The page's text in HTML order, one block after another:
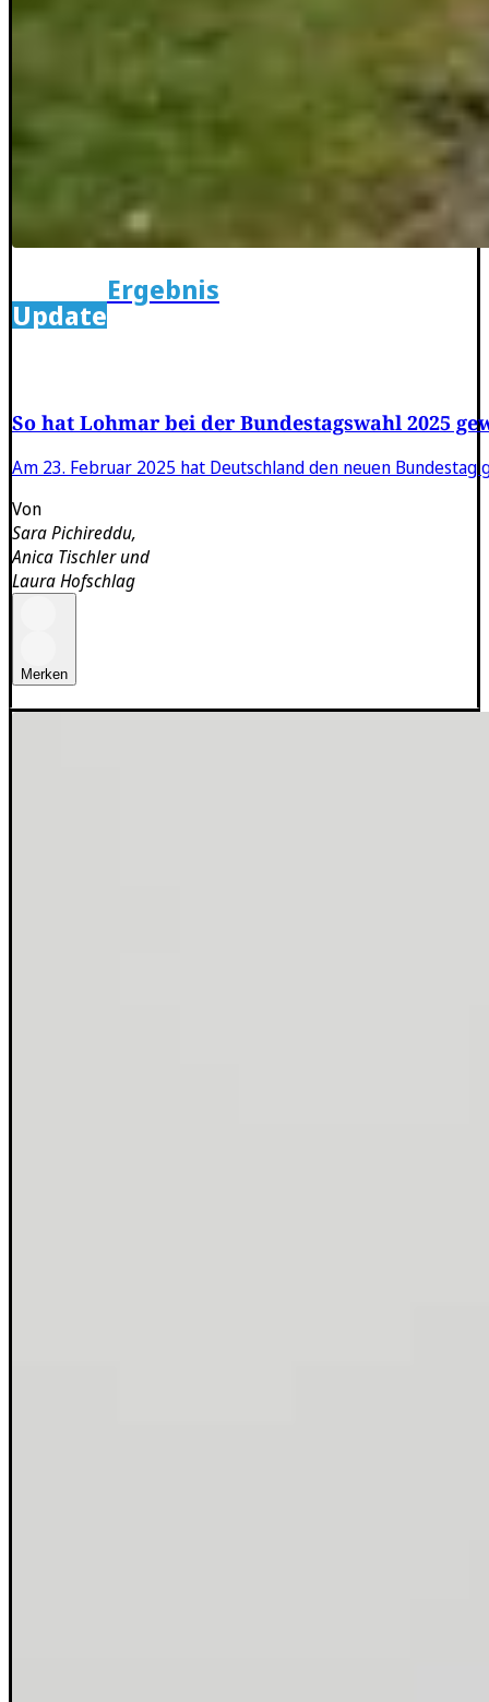
Update
Ergebnis
So hat Lohmar bei der Bundestagswahl 2025
Am 23. Februar 2025 hat Deutschland den neuen
Von
Sara Pichireddu,
Anica Tischlerund
Laura Hofschlag
Merken